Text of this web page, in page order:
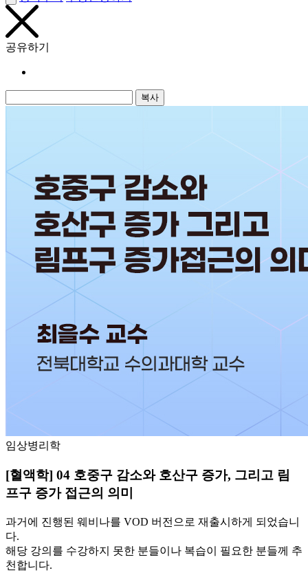
공유하기
복사
임상병리학
[혈액학] 04 호중구 감소와 호산구 증가, 그리고 림
프구 증가 접근의 의미
과거에 진행된 웨비나를 VOD 버전으로 재출시하게 되었습니
다.
해당 강의를 수강하지 못한 분들이나 복습이 필요한 분들께 추
천합니다.